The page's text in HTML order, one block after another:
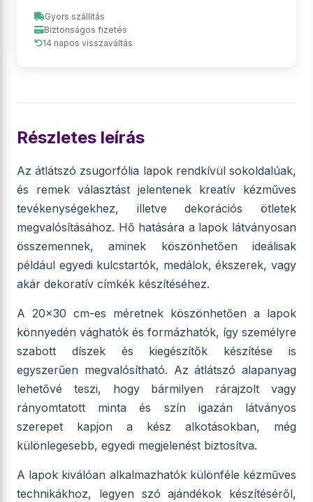
Gyors szállítás
Biztonságos fizetés
14 napos visszaváltás
Részletes leírás
Az átlátszó zsugorfólia lapok rendkívül sokoldalúak,
és remek választást jelentenek kreatív kézműves
tevékenységekhez, illetve dekorációs ötletek
megvalósításához. Hő hatására a lapok látványosan
összemennek, aminek köszönhetően ideálisak
például egyedi kulcstartók, medálok, ékszerek, vagy
akár dekoratív címkék készítéséhez.
A 20x30 cm-es méretnek köszönhetően a lapok
könnyedén vághatók és formázhatók, így személyre
szabott díszek és kiegészítők készítése is
egyszerűen megvalósítható. Az átlátszó alapanyag
lehetővé teszi, hogy bármilyen rárajzolt vagy
rányomtatott minta és szín igazán látványos
szerepet kapjon a kész alkotásokban, még
különlegesebb, egyedi megjelenést biztosítva.
A lapok kiválóan alkalmazhatók különféle kézműves
technikákhoz, legyen szó ajándékok készítéséről,